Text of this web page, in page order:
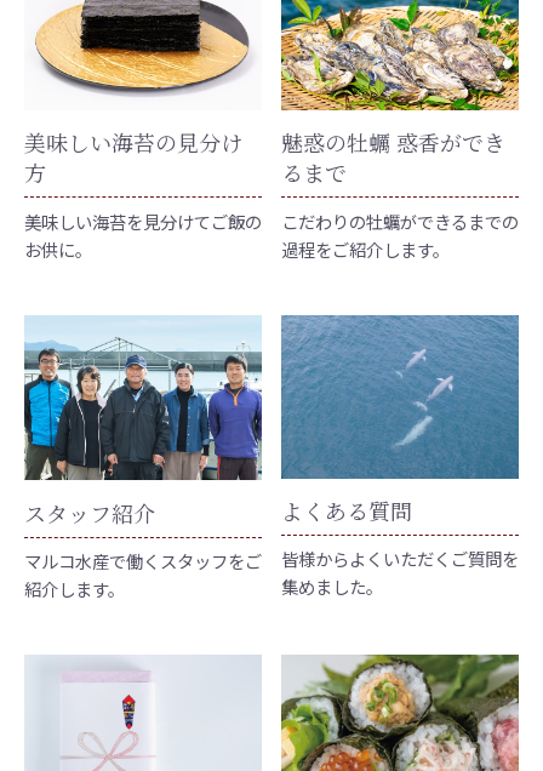
美味しい海苔の見分け
方
美味しい海苔を見分けてご飯の
お供に。
魅惑の牡蠣 惑香ができ
るまで
こだわりの牡蠣ができるまでの
過程をご紹介します。
スタッフ紹介
マルコ水産で働くスタッフをご
紹介します。
よくある質問
皆様からよくいただくご質問を
集めました。